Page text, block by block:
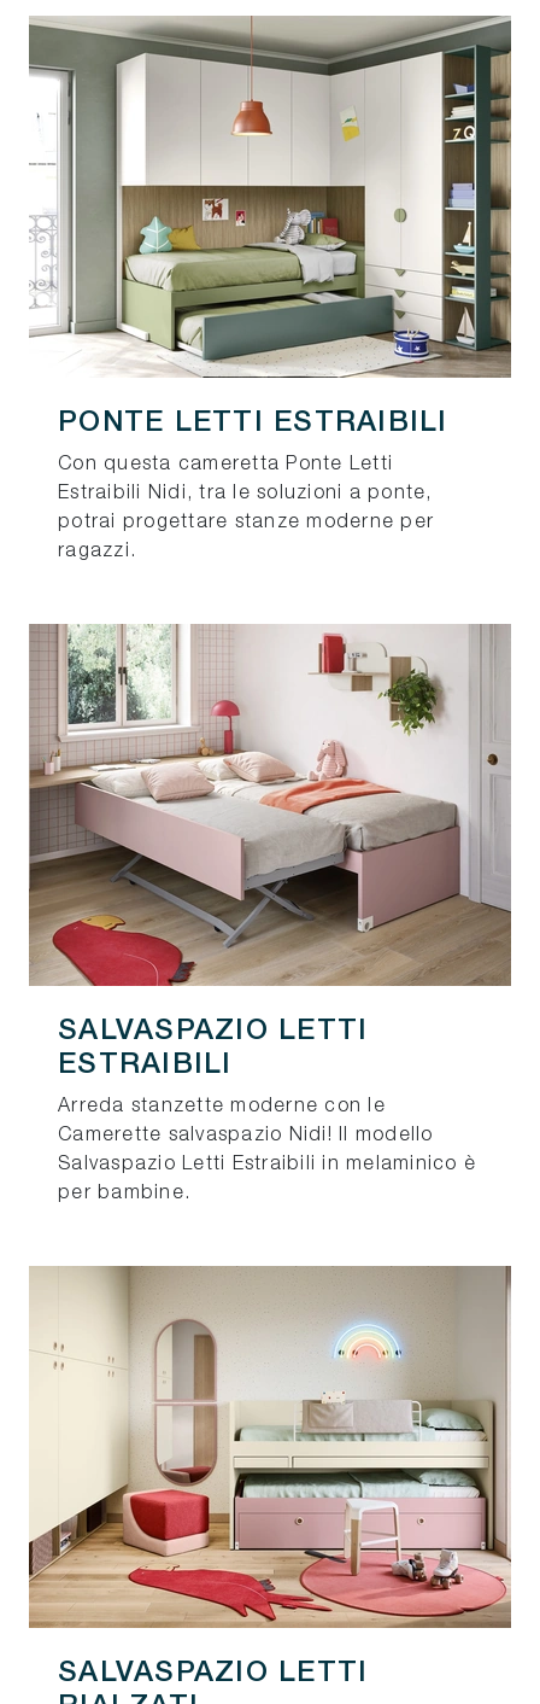
PONTE LETTI ESTRAIBILI
Con questa cameretta Ponte Letti
Estraibili Nidi, tra le soluzioni a ponte,
potrai progettare stanze moderne per
ragazzi.
SALVASPAZIO LETTI
ESTRAIBILI
Arreda stanzette moderne con le
Camerette salvaspazio Nidi! Il modello
Salvaspazio Letti Estraibili in melaminico è
per bambine.
SALVASPAZIO LETTI